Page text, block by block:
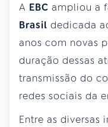
A EBC ampliou a
Brasil dedicada
anos com novas
duração dessas
transmissão do
redes sociais da
Entre as diversas